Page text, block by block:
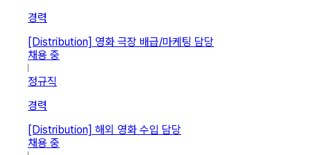
경력
[Distribution] 영화 극장 배급/마케팅 담당
채용 중
정규직
경력
[Distribution] 해외 영화 수입 담당
채용 중